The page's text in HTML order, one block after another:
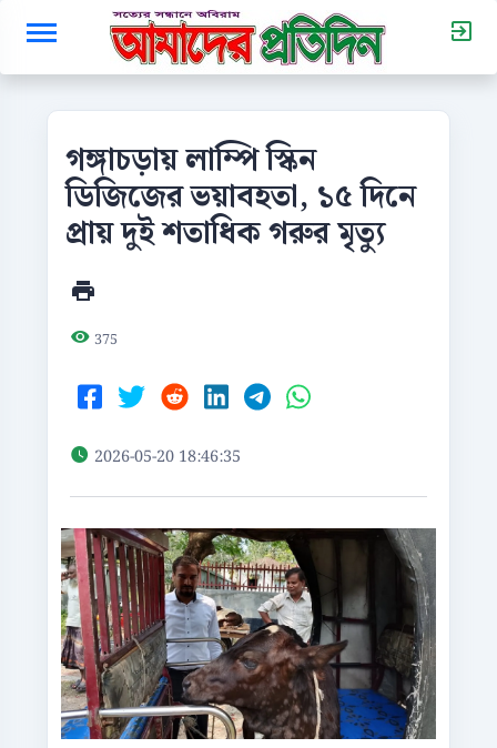
গঙ্গাচড়ায় লাম্পি স্কিন
ডিজিজের ভয়াবহতা, ১৫ দিনে
প্রায় দুই শতাধিক গরুর মৃত্যু
375
2026-05-20 18:46:35